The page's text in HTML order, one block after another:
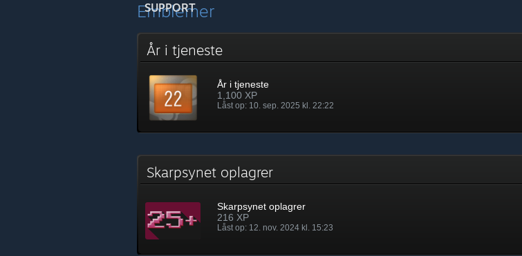
SUPPORT
Emblemer
År i tjeneste
År i tjeneste
1,100 XP
Låst op: 10. sep. 2025 kl. 22:22
Skarpsynet oplagrer
Skarpsynet oplagrer
216 XP
Låst op: 12. nov. 2024 kl. 15:23